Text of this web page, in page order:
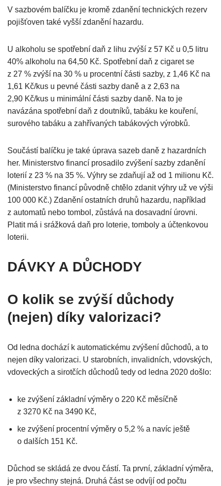
V sazbovém balíčku je kromě zdanění technických rezerv
pojišťoven také vyšší zdanění hazardu.
U alkoholu se spotřební daň z lihu zvýší z 57 Kč u 0,5 litru
40% alkoholu na 64,50 Kč. Spotřební daň z cigaret se
z 27 % zvýší na 30 % u procentní části sazby, z 1,46 Kč na
1,61 Kč/kus u pevné části sazby daně a z 2,63 na
2,90 Kč/kus u minimální části sazby daně. Na to je
navázána spotřební daň z doutníků, tabáku ke kouření,
surového tabáku a zahřívaných tabákových výrobků.
Součástí balíčku je také úprava sazeb daně z hazardních
her. Ministerstvo financí prosadilo zvýšení sazby zdanění
loterií z 23 % na 35 %. Výhry se zdaňují až od 1 milionu Kč.
(Ministerstvo financí původně chtělo zdanit výhry už ve výši
100 000 Kč.) Zdanění ostatních druhů hazardu, například
z automatů nebo tombol, zůstává na dosavadní úrovni.
Platit má i srážková daň pro loterie, tomboly a účtenkovou
loterii.
DÁVKY A DŮCHODY
O kolik se zvýší důchody
(nejen) díky valorizaci?
Od ledna dochází k automatickému zvýšení důchodů, a to
nejen díky valorizaci. U starobních, invalidních, vdovských,
vdoveckých a sirotčích důchodů tedy od ledna 2020 došlo:
ke zvýšení základní výměry o 220 Kč měsíčně
z 3270 Kč na 3490 Kč,
ke zvýšení procentní výměry o 5,2 % a navíc ještě
o dalších 151 Kč.
Důchod se skládá ze dvou částí. Ta první, základní výměra,
je pro všechny stejná. Druhá část se odvíjí od počtu